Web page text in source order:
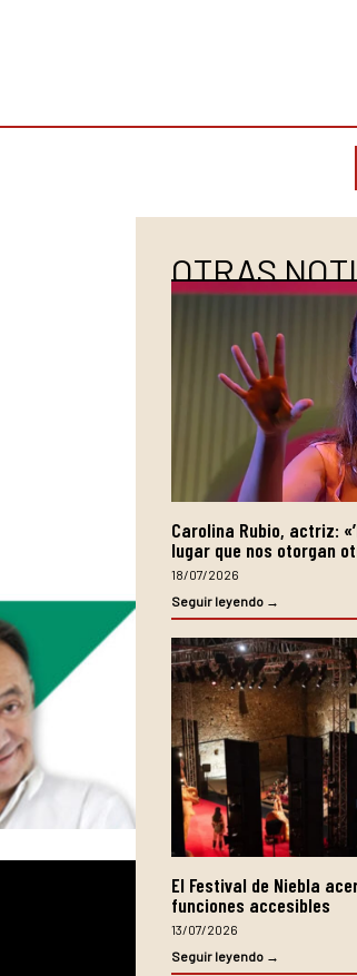
OTRAS
Carolina Rubio, actriz:
lugar que nos otorgan
18/07/2026
Seguir leyendo →
El Festival de Niebla
funciones accesibles
13/07/2026
Seguir leyendo →